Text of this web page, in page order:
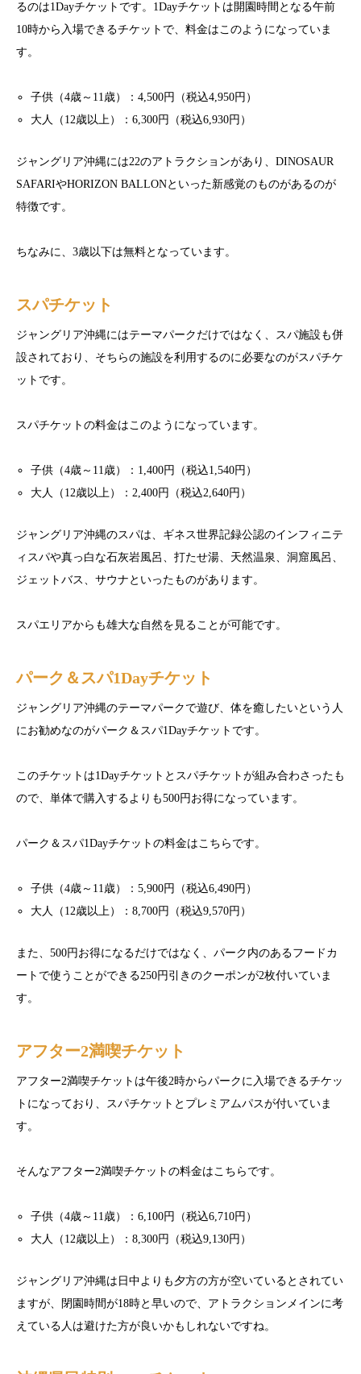
るのは1Dayチケットです。1Dayチケットは開園時間となる午前
10時から入場できるチケットで、料金はこのようになっていま
す。
子供（4歳～11歳）：4,500円（税込4,950円）
大人（12歳以上）：6,300円（税込6,930円）
ジャングリア沖縄には22のアトラクションがあり、DINOSAUR
SAFARIやHORIZON BALLONといった新感覚のものがあるのが
特徴です。
ちなみに、3歳以下は無料となっています。
スパチケット
ジャングリア沖縄にはテーマパークだけではなく、スパ施設も併
設されており、そちらの施設を利用するのに必要なのがスパチケ
ットです。
スパチケットの料金はこのようになっています。
子供（4歳～11歳）：1,400円（税込1,540円）
大人（12歳以上）：2,400円（税込2,640円）
ジャングリア沖縄のスパは、ギネス世界記録公認のインフィニテ
ィスパや真っ白な石灰岩風呂、打たせ湯、天然温泉、洞窟風呂、
ジェットバス、サウナといったものがあります。
スパエリアからも雄大な自然を見ることが可能です。
パーク＆スパ1Dayチケット
ジャングリア沖縄のテーマパークで遊び、体を癒したいという人
にお勧めなのがパーク＆スパ1Dayチケットです。
このチケットは1Dayチケットとスパチケットが組み合わさったも
ので、単体で購入するよりも500円お得になっています。
パーク＆スパ1Dayチケットの料金はこちらです。
子供（4歳～11歳）：5,900円（税込6,490円）
大人（12歳以上）：8,700円（税込9,570円）
また、500円お得になるだけではなく、パーク内のあるフードカ
ートで使うことができる250円引きのクーポンが2枚付いていま
す。
アフター2満喫チケット
アフター2満喫チケットは午後2時からパークに入場できるチケッ
トになっており、スパチケットとプレミアムパスが付いていま
す。
そんなアフター2満喫チケットの料金はこちらです。
子供（4歳～11歳）：6,100円（税込6,710円）
大人（12歳以上）：8,300円（税込9,130円）
ジャングリア沖縄は日中よりも夕方の方が空いているとされてい
ますが、閉園時間が18時と早いので、アトラクションメインに考
えている人は避けた方が良いかもしれないですね。